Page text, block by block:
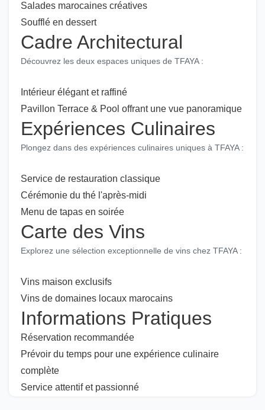
Salades marocaines créatives
Soufflé en dessert
Cadre Architectural
Découvrez les deux espaces uniques de TFAYA :
Intérieur élégant et raffiné
Pavillon Terrace & Pool offrant une vue panoramique
Expériences Culinaires
Plongez dans des expériences culinaires uniques à TFAYA :
Service de restauration classique
Cérémonie du thé l'après-midi
Menu de tapas en soirée
Carte des Vins
Explorez une sélection exceptionnelle de vins chez TFAYA :
Vins maison exclusifs
Vins de domaines locaux marocains
Informations Pratiques
Réservation recommandée
Prévoir du temps pour une expérience culinaire
complète
Service attentif et passionné